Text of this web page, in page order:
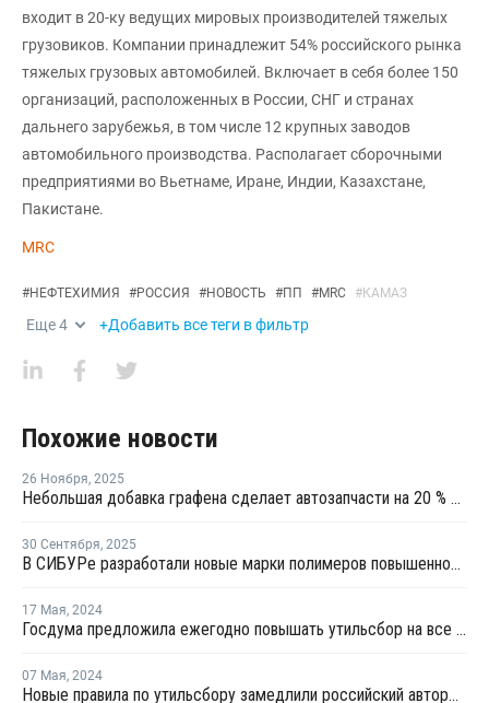
входит в 20-ку ведущих мировых производителей тяжелых
грузовиков. Компании принадлежит 54% российского рынка
тяжелых грузовых автомобилей. Включает в себя более 150
организаций, расположенных в России, СНГ и странах
дальнего зарубежья, в том числе 12 крупных заводов
автомобильного производства. Располагает сборочными
предприятиями во Вьетнаме, Иране, Индии, Казахстане,
Пакистане.
MRC
#НЕФТЕХИМИЯ #РОССИЯ #НОВОСТЬ #ПП #MRC #КАМАЗ
Еще4 +Добавить все теги в фильтр
Похожие новости
26 Ноября, 2025
Небольшая добавка графена сделает автозапчасти на 20 % прочнее и на 18 % легче
30 Сентября, 2025
В СИБУРе разработали новые марки полимеров повышенной прочности
17 Мая, 2024
Госдума предложила ежегодно повышать утильсбор на все автомобили
07 Мая, 2024
Новые правила по утильсбору замедлили российский авторынок в апреле